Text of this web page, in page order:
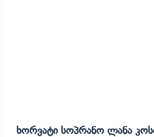
Ხორვატი Სოპრანო Ლანა